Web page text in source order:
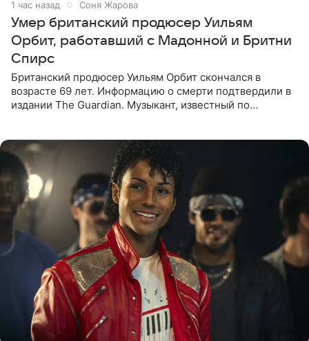
1 час назад Соня Жарова
Умер британский продюсер Уильям
Орбит, работавший с Мадонной и Бритни
Спирс
Британский продюсер Уильям Орбит скончался в
возрасте 69 лет. Информацию о смерти подтвердили в
издании The Guardian. Музыкант, известный по